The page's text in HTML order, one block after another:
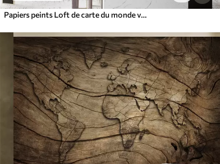
Papiers peints Loft de carte du monde vintage